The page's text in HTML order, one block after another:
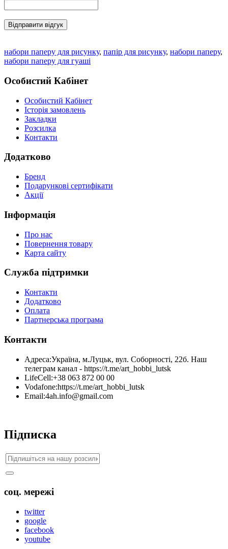
Відправити відгук
набори паперу для рисунку, папір для рисунку, набори паперу,
набори паперу для гуаші
Особистий Кабінет
Особистий Кабінет
Історія замовлень
Закладки
Розсилка
Контакти
Додатково
Бренд
Подарункові сертифікати
Акції
Інформація
Про нас
Повернення товару
Карта сайту
Служба підтримки
Контакти
Додатково
Оплата
Партнерська програма
Контакти
Адреса:Україна, м.Луцьк, вул. Соборності, 22б. Наш
телеграм канал - https://t.me/art_hobbi_lutsk
LifeCell:+38 063 872 00 00
Vodafone:https://t.me/art_hobbi_lutsk
Email:4ah.info@gmail.com
Підписка
соц. мережі
twitter
google
facebook
youtube